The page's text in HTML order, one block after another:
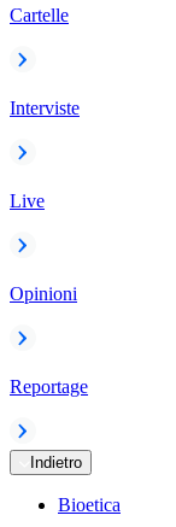
Cartelle
Interviste
Live
Opinioni
Reportage
Indietro
Bioetica